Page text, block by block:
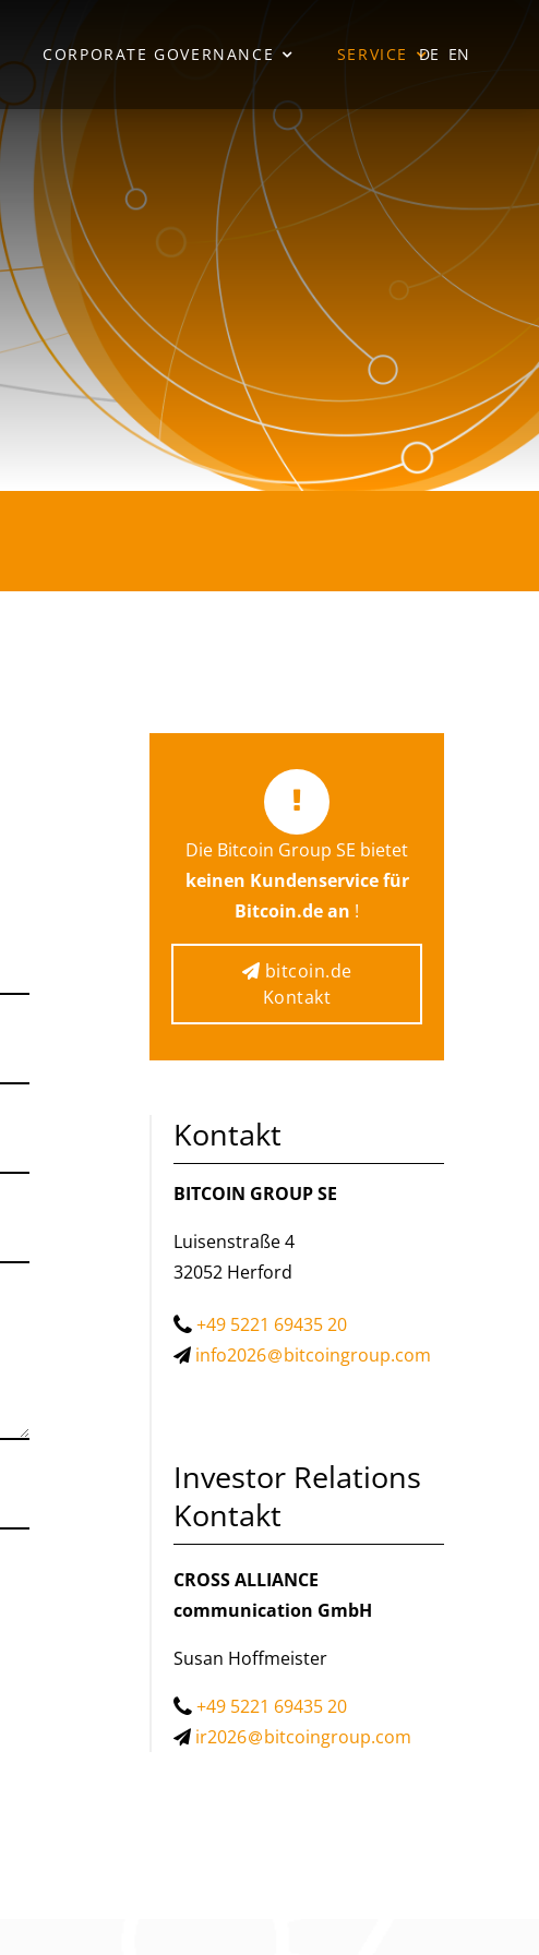
DE EN
CORPORATE GOVERNANCE SERVICE
Die Bitcoin Group SE bietet
keinen Kundenservice für
Bitcoin.de an !
bitcoin.de
Kontakt
Hier gelangen Sie direkt zum
Kontaktformular von
bitcoin.de
bitcoin.de
Kontakt
Kontakt
BITCOIN GROUP SE
Luisenstraße 4
32052 Herford
+49 5221 69435 20
info2026
bitcoingroup.com
Investor Relations
Kontakt
CROSS ALLIANCE
communication GmbH
Susan Hoffmeister
+49 5221 69435 20
ir2026
bitcoingroup.com